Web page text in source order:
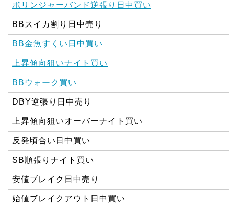
ボリンジャーバンド逆張り日中買い
BBスイカ割り日中売り
BB金魚すくい日中買い
上昇傾向狙いナイト買い
BBウォーク買い
DBY逆張り日中売り
上昇傾向狙いオーバーナイト買い
反発頃合い日中買い
SB順張りナイト買い
安値ブレイク日中売り
始値ブレイクアウト日中買い